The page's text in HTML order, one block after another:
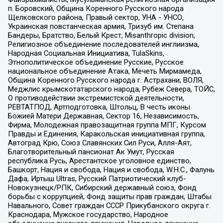
п. Боровский, Община Коренного Русского народа
Щелковского района, Правый сектор, УНА - УНСО,
Украинская повстанческая армия, Тризуб им. Степана
Бандеры, Братство, Белый Крест, Misanthropic division,
Религиозное объединение последователей инглиизма,
Народная Социальная Инициатива, TulaSkins,
Этнополитическое объединение Русские, Русское
национальное объединение Атака, Мечеть Мирмамеда,
Община Коренного Русского народа г. Астрахани, ВОЛЯ,
Меджлис крымскотатарского народа, Рубеж Севера, ТОЙС,
О противодействии экстремистской деятельности,
РЕВТАТПОД, Артподготовка, Штольц, В честь иконы
Божией Матери Державная, Сектор 16, Независимость,
Фирма, Молодежная правозащитная группа МПГ, Курсом
Правды и Единения, Каракольская инициативная группа,
Автоград Крю, Союз Славянских Сил Руси, Алля-Аят,
Благотворительный пансионат Ак Умут, Русская
республика Русь, Арестантское уголовное единство,
Башкорт, Нация и свобода, Нация и свобода, W.H.С., Фалунь
Дафа, Иртыш Ultras, Русский Патриотический клуб-
Новокузнецк/РПК, Сибирский державный союз, Фонд
борьбы с коррупцией, Фонд защиты прав граждан, Штабы
Навального, Совет граждан СССР Прикубанского округа г.
Краснодара, Мужское государство, Народное